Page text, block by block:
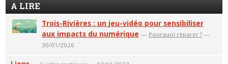
A LIRE
Trois-Rivières : un jeu-vidéo pour sensibiliser
aux impacts du numérique — Pourquoi réparer ? —
30/01/2026